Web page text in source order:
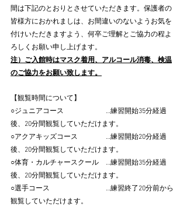
間は下記のとおりとさせていただきます。保護者の
皆様方におかれましは、お間違いのないようお気を
付けいただきますよう、何卒ご理解とご協力の程よ
ろしくお願い申し上げます。
注）ご入館時はマスク着用、アルコール消毒、検温
のご協力をお願い致します。
【観覧時間について】
○ジュニアコース　　　　　　…練習開始35分経過
後、20分間観覧していただけます。
○アクアキッズコース　　　　…練習開始20分経過
後、20分間観覧していただけます。
○体育・カルチャースクール　…練習開始35分経過
後、20分間観覧していただけます。
○選手コース　　　　　　　　…練習終了20分前から
観覧していただけます。